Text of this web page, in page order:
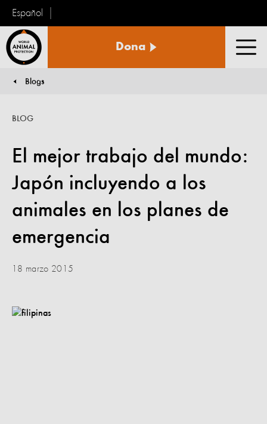
Español
Animal
Dona
You are here:
Blogs
El mejor trabajo del mundo:
Japón incluyendo a los
animales en los planes de
emergencia
BLOG
18 marzo 2015